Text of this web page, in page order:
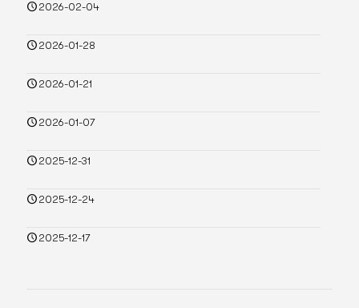
2026-02-04
2026-01-28
2026-01-21
2026-01-07
2025-12-31
2025-12-24
2025-12-17